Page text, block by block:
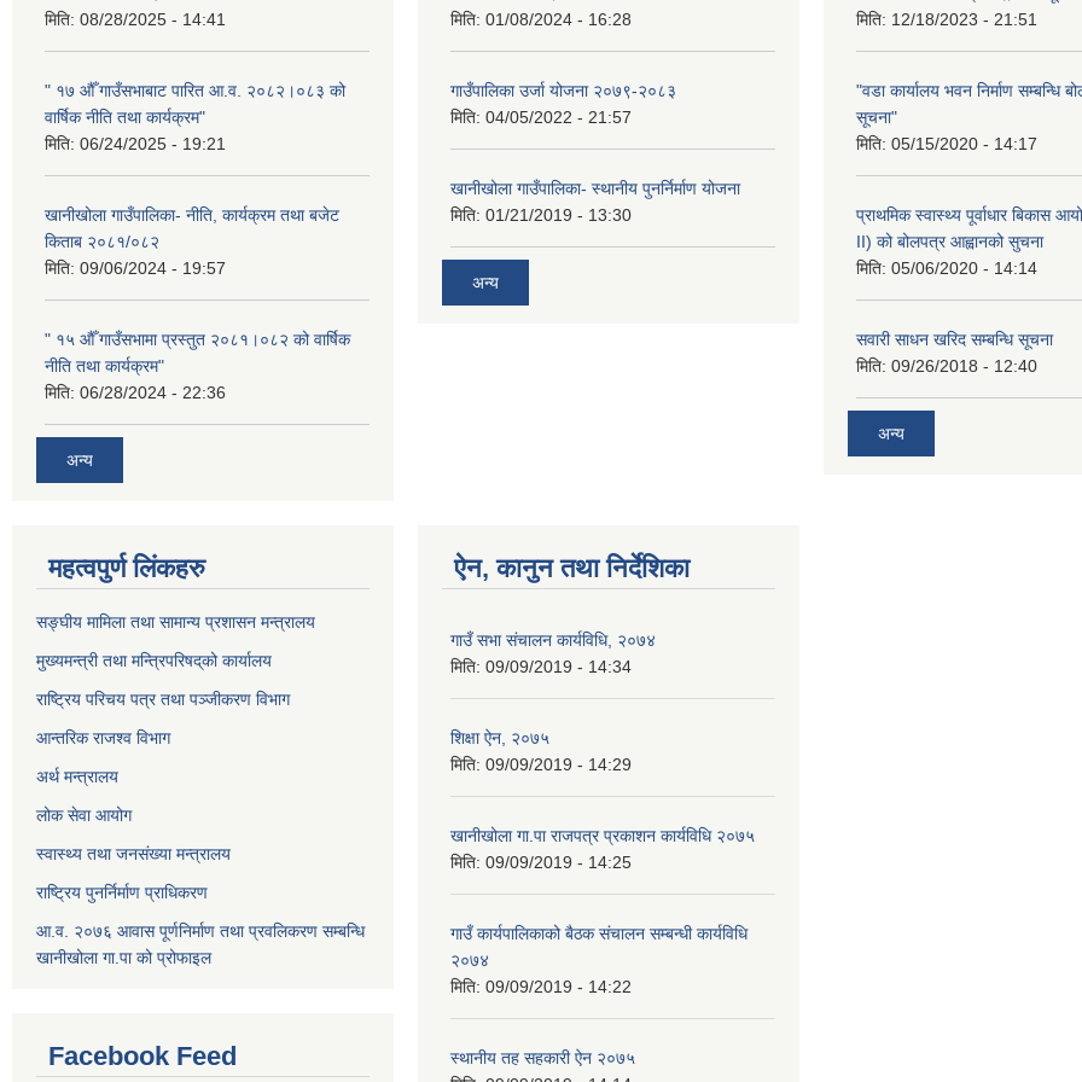
मिति: 08/28/2025 - 14:41
" १७ औँ गाउँसभाबाट पारित आ.व. २०८२।०८३ को
वार्षिक नीति तथा कार्यक्रम"
मिति: 06/24/2025 - 19:21
खानीखोला गाउँपालिका- नीति, कार्यक्रम तथा बजेट
किताब २०८१/०८२
मिति: 09/06/2024 - 19:57
" १५ औँ गाउँसभामा प्रस्तुत २०८१।०८२ को वार्षिक
नीति तथा कार्यक्रम"
मिति: 06/28/2024 - 22:36
अन्य
मिति: 01/08/2024 - 16:28
गाउँपालिका उर्जा योजना २०७९-२०८३
मिति: 04/05/2022 - 21:57
खानीखोला गाउँपालिका- स्थानीय पुनर्निर्माण योजना
मिति: 01/21/2019 - 13:30
अन्य
मिति: 12/18/2023 - 21:51
"वडा कार्यालय भवन निर्माण सम्बन्धि
सूचना"
मिति: 05/15/2020 - 14:17
प्राथमिक स्वास्थ्य पूर्वाधार बिकास
II) को बोलपत्र आह्वानको सुचना
मिति: 05/06/2020 - 14:14
सवारी साधन खरिद सम्बन्धि सूचना
मिति: 09/26/2018 - 12:40
अन्य
महत्वपुर्ण लिंकहरु
सङ्घीय मामिला तथा सामान्य प्रशासन मन्त्रालय
मुख्यमन्त्री तथा मन्त्रिपरिषद्‌को कार्यालय
राष्ट्रिय परिचय पत्र तथा पञ्जीकरण विभाग
आन्तरिक राजश्व विभाग
अर्थ मन्त्रालय
लोक सेवा आयोग
स्वास्थ्य तथा जनसंख्या मन्त्रालय
राष्ट्रिय पुनर्निर्माण प्राधिकरण
आ.व. २०७६ आवास पूर्णनिर्माण तथा प्रवलिकरण सम्बन्धि
खानीखोला गा.पा को प्रोफाइल
Facebook Feed
ऐन, कानुन तथा निर्देशिका
गाउँ सभा संचालन कार्यविधि, २०७४
मिति: 09/09/2019 - 14:34
शिक्षा ऐन, २०७५
मिति: 09/09/2019 - 14:29
खानीखोला गा.पा राजपत्र प्रकाशन कार्यविधि २०७५
मिति: 09/09/2019 - 14:25
गाउँ कार्यपालिकाको बैठक संचालन सम्बन्धी कार्यविधि
२०७४
मिति: 09/09/2019 - 14:22
स्थानीय तह सहकारी ऐन २०७५